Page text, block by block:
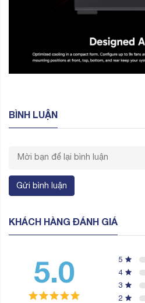
BÌNH LUẬN
Gửi bình luận
KHÁCH HÀNG ĐÁNH GIÁ
5.0 5
4
3
2